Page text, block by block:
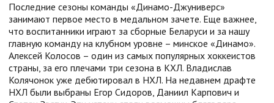
Последние сезоны команды «Динамо-Джуниверс»
занимают первое место в медальном зачете. Еще важнее,
что воспитанники играют за сборные Беларуси и за нашу
главную команду на клубном уровне – минское «Динамо».
Алексей Колосов – один из самых популярных хоккеистов
страны, за его плечами три сезона в КХЛ. Владислав
Колячонок уже дебютировал в НХЛ. На недавнем драфте
НХЛ были выбраны Егор Сидоров, Даниил Карпович и